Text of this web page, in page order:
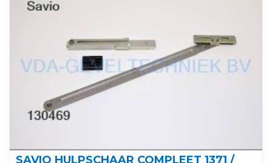
SAVIO HULPSCHAAR COMPLEET 1371 /